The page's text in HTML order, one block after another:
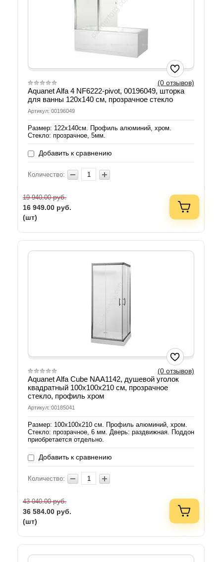
(0 отзывов)
Aquanet Alfa 4 NF6222-pivot, 00196049, шторка
для ванны 120х140 см, прозрачное стекло
Артикул: 00196049
Размер: 122х140см. Профиль алюминий, хром.
Стекло: прозрачное, 5мм.
Добавить к сравнению
Количество:
19 940.00руб.
16 949.00 руб.
(шт)
(0 отзывов)
Aquanet Alfa Cube NAA1142, душевой уголок
квадратный 100х100х210 см, прозрачное
стекло, профиль хром
Артикул: 00185041
Размер: 100х100х210 см. Профиль алюминий, хром.
Стекло: прозрачное, 6 мм. Дверь: раздвижная. Поддон
приобретается отдельно.
Добавить к сравнению
Количество:
43 040.00руб.
36 584.00 руб.
(шт)